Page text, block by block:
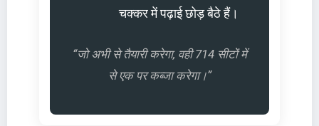
चक्कर में पढ़ाई छोड़ बैठे हैं।
“जो अभी से तैयारी करेगा, वही 714 सीटों में
से एक पर कब्जा करेगा।”